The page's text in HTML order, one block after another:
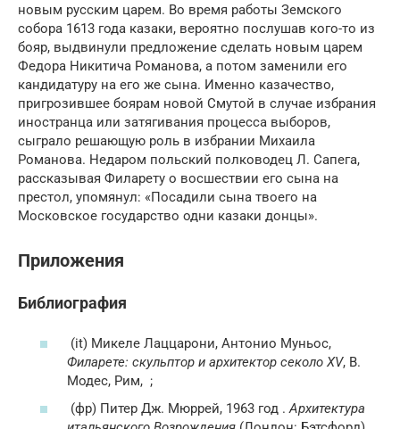
новым русским царем. Во время работы Земского
собора 1613 года казаки, вероятно послушав кого-то из
бояр, выдвинули предложение сделать новым царем
Федора Никитича Романова, а потом заменили его
кандидатуру на его же сына. Именно казачество,
пригрозившее боярам новой Смутой в случае избрания
иностранца или затягивания процесса выборов,
сыграло решающую роль в избрании Михаила
Романова. Недаром польский полководец Л. Сапега,
рассказывая Филарету о восшествии его сына на
престол, упомянул: «Посадили сына твоего на
Московское государство одни казаки донцы».
Приложения
Библиография
(it) Микеле Лаццарони, Антонио Муньос,
Филарете: скульптор и архитектор секоло XV, В.
Модес, Рим, ;
(фр) Питер Дж. Мюррей, 1963 год .Архитектура